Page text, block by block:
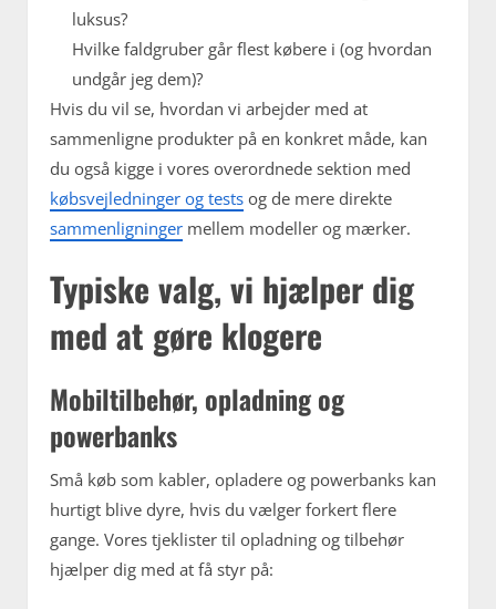
luksus?
Hvilke faldgruber går flest købere i (og hvordan
undgår jeg dem)?
Hvis du vil se, hvordan vi arbejder med at
sammenligne produkter på en konkret måde, kan
du også kigge i vores overordnede sektion med
købsvejledninger og tests og de mere direkte
sammenligninger mellem modeller og mærker.
Typiske valg, vi hjælper dig
med at gøre klogere
Mobiltilbehør, opladning og
powerbanks
Små køb som kabler, opladere og powerbanks kan
hurtigt blive dyre, hvis du vælger forkert flere
gange. Vores tjeklister til opladning og tilbehør
hjælper dig med at få styr på: